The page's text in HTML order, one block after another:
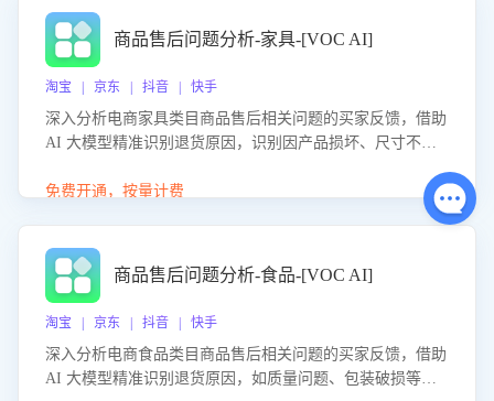
商品售后问题分析-家具-[VOC AI]
淘宝 | 京东 | 抖音 | 快手
深入分析电商家具类目商品售后相关问题的买家反馈，借助
AI 大模型精准识别退货原因，识别因产品损坏、尺寸不符
力商家优化产品或服务，实现销售额的显著提升。
免费开通，按量计费
商品售后问题分析-食品-[VOC AI]
淘宝 | 京东 | 抖音 | 快手
深入分析电商食品类目商品售后相关问题的买家反馈，借助
AI 大模型精准识别退货原因，如质量问题、包装破损等，